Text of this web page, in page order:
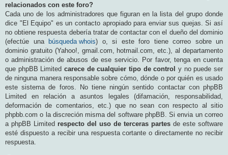
relacionados con este foro?
Cada uno de los administradores que figuran en la lista del grupo donde
dice "El Equipo" es un contacto apropiado para enviar sus quejas. Si así
no obtiene respuesta debería tratar de contactar con el dueño del dominio
(efectúe una
búsqueda whois) o, si este foro tiene correo sobre un
dominio gratuito (Yahoo!, gmail.com, hotmail.com, etc.), al departamento
o administración de abusos de ese servicio. Por favor, tenga en cuenta
que phpBB Limited carece de cualquier tipo de control y no puede ser
de ninguna manera responsable sobre cómo, dónde o por quién es usado
este sistema de foros. No tiene ningún sentido contactar con phpBB
Limited en relación a asuntos legales (difamación, responsabilidad,
deformación de comentarios, etc.) que no sean con respecto al sitio
phpbb.com o la discreción misma del software phpBB. Si envia un correo
a phpBB Limited respecto del uso de terceras partes de este software
esté dispuesto a recibir una respuesta cortante o directamente no recibir
respuesta.